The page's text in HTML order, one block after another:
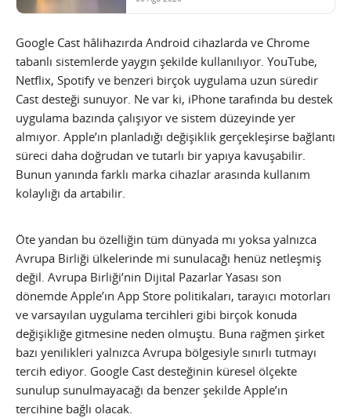
Google Cast hâlihazırda Android cihazlarda ve Chrome
tabanlı sistemlerde yaygın şekilde kullanılıyor. YouTube,
Netflix, Spotify ve benzeri birçok uygulama uzun süredir
Cast desteği sunuyor. Ne var ki, iPhone tarafında bu destek
uygulama bazında çalışıyor ve sistem düzeyinde yer
almıyor. Apple’ın planladığı değişiklik gerçekleşirse bağlantı
süreci daha doğrudan ve tutarlı bir yapıya kavuşabilir.
Bunun yanında farklı marka cihazlar arasında kullanım
kolaylığı da artabilir.
Öte yandan bu özelliğin tüm dünyada mı yoksa yalnızca
Avrupa Birliği ülkelerinde mi sunulacağı henüz netleşmiş
değil. Avrupa Birliği’nin Dijital Pazarlar Yasası son
dönemde Apple’ın App Store politikaları, tarayıcı motorları
ve varsayılan uygulama tercihleri gibi birçok konuda
değişikliğe gitmesine neden olmuştu. Buna rağmen şirket
bazı yenilikleri yalnızca Avrupa bölgesiyle sınırlı tutmayı
tercih ediyor. Google Cast desteğinin küresel ölçekte
sunulup sunulmayacağı da benzer şekilde Apple’ın
tercihine bağlı olacak.